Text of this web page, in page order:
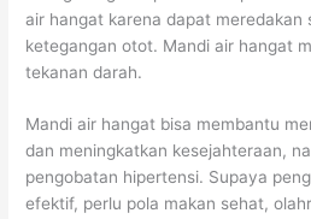
air hangat karena dapat meredakan
ketegangan otot. Mandi air hangat
tekanan darah.
Mandi air hangat bisa membantu
dan meningkatkan kesejahteraan,
pengobatan hipertensi. Supaya
efektif, perlu pola makan sehat,